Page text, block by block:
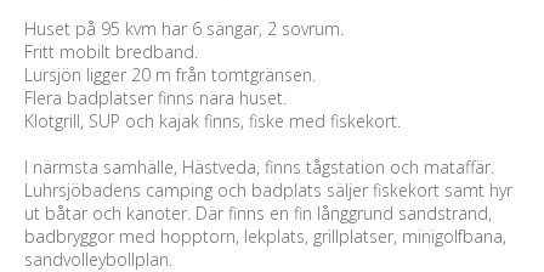
Huset på 95 kvm har 6 sängar, 2 sovrum.
Fritt mobilt bredband.
Lursjön ligger 20 m från tomtgränsen.
Flera badplatser finns nära huset.
Klotgrill, SUP och kajak finns, fiske med fiskekort.
I närmsta samhälle, Hästveda, finns tågstation och mataffär.
Luhrsjöbadens camping och badplats säljer fiskekort samt hyr
ut båtar och kanoter. Där finns en fin långgrund sandstrand,
badbryggor med hopptorn, lekplats, grillplatser, minigolfbana,
sandvolleybollplan.